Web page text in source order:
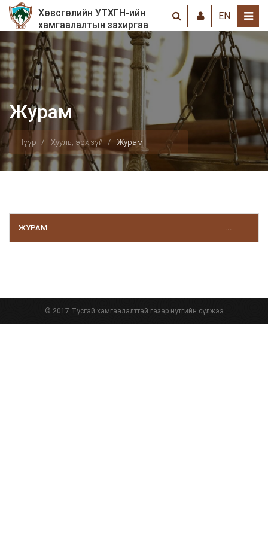
Хөвсгөлийн УТХГН-ийн
хамгаалалтын захиргаа
EN
Журам
Нүүр Хууль, эрх зүй Журам
ЖУРАМ ...
© 2017 Тусгай хамгаалалттай газар нутгийн сүлжээ